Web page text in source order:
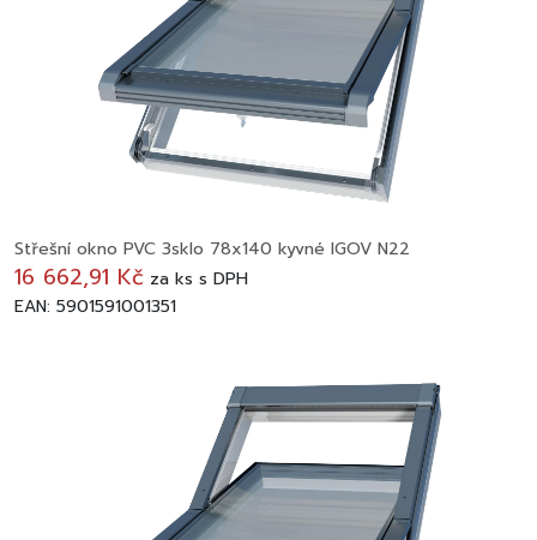
Střešní okno PVC 3sklo 78x140 kyvné IGOV N22
16 662,91 Kč za ks s DPH
EAN: 5901591001351